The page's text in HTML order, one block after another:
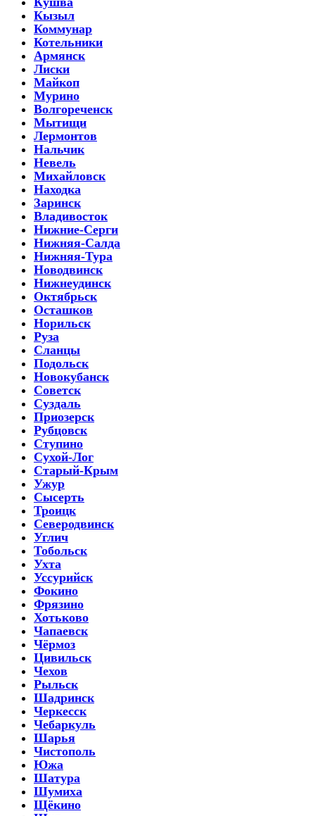
Кызыл
Коммунар
Котельники
Армянск
Лиски
Майкоп
Мурино
Волгореченск
Мытищи
Лермонтов
Нальчик
Невель
Михайловск
Находка
Заринск
Владивосток
Нижние-Серги
Нижняя-Салда
Нижняя-Тура
Новодвинск
Нижнеудинск
Октябрьск
Осташков
Норильск
Руза
Сланцы
Подольск
Новокубанск
Советск
Суздаль
Приозерск
Рубцовск
Ступино
Сухой-Лог
Старый-Крым
Ужур
Сысерть
Троицк
Северодвинск
Углич
Тобольск
Ухта
Уссурийск
Фокино
Фрязино
Хотьково
Чапаевск
Чёрмоз
Цивильск
Чехов
Рыльск
Шадринск
Черкесск
Чебаркуль
Шарья
Чистополь
Южа
Шатура
Шумиха
Щёкино